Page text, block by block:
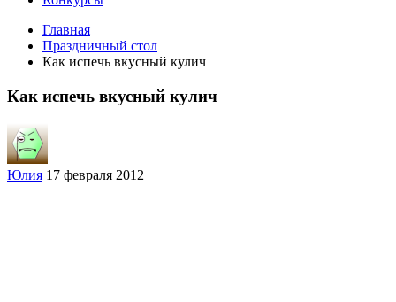
Главная
Праздничный стол
Как испечь вкусный кулич
Как испечь вкусный кулич
Юлия 17 февраля 2012